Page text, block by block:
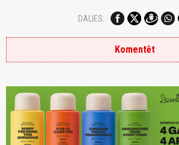
DALIES:
Komentēt